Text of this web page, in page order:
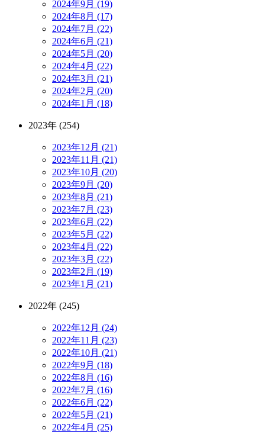
2024年9月 (19)
2024年8月 (17)
2024年7月 (22)
2024年6月 (21)
2024年5月 (20)
2024年4月 (22)
2024年3月 (21)
2024年2月 (20)
2024年1月 (18)
2023年 (254)
2023年12月 (21)
2023年11月 (21)
2023年10月 (20)
2023年9月 (20)
2023年8月 (21)
2023年7月 (23)
2023年6月 (22)
2023年5月 (22)
2023年4月 (22)
2023年3月 (22)
2023年2月 (19)
2023年1月 (21)
2022年 (245)
2022年12月 (24)
2022年11月 (23)
2022年10月 (21)
2022年9月 (18)
2022年8月 (16)
2022年7月 (16)
2022年6月 (22)
2022年5月 (21)
2022年4月 (25)